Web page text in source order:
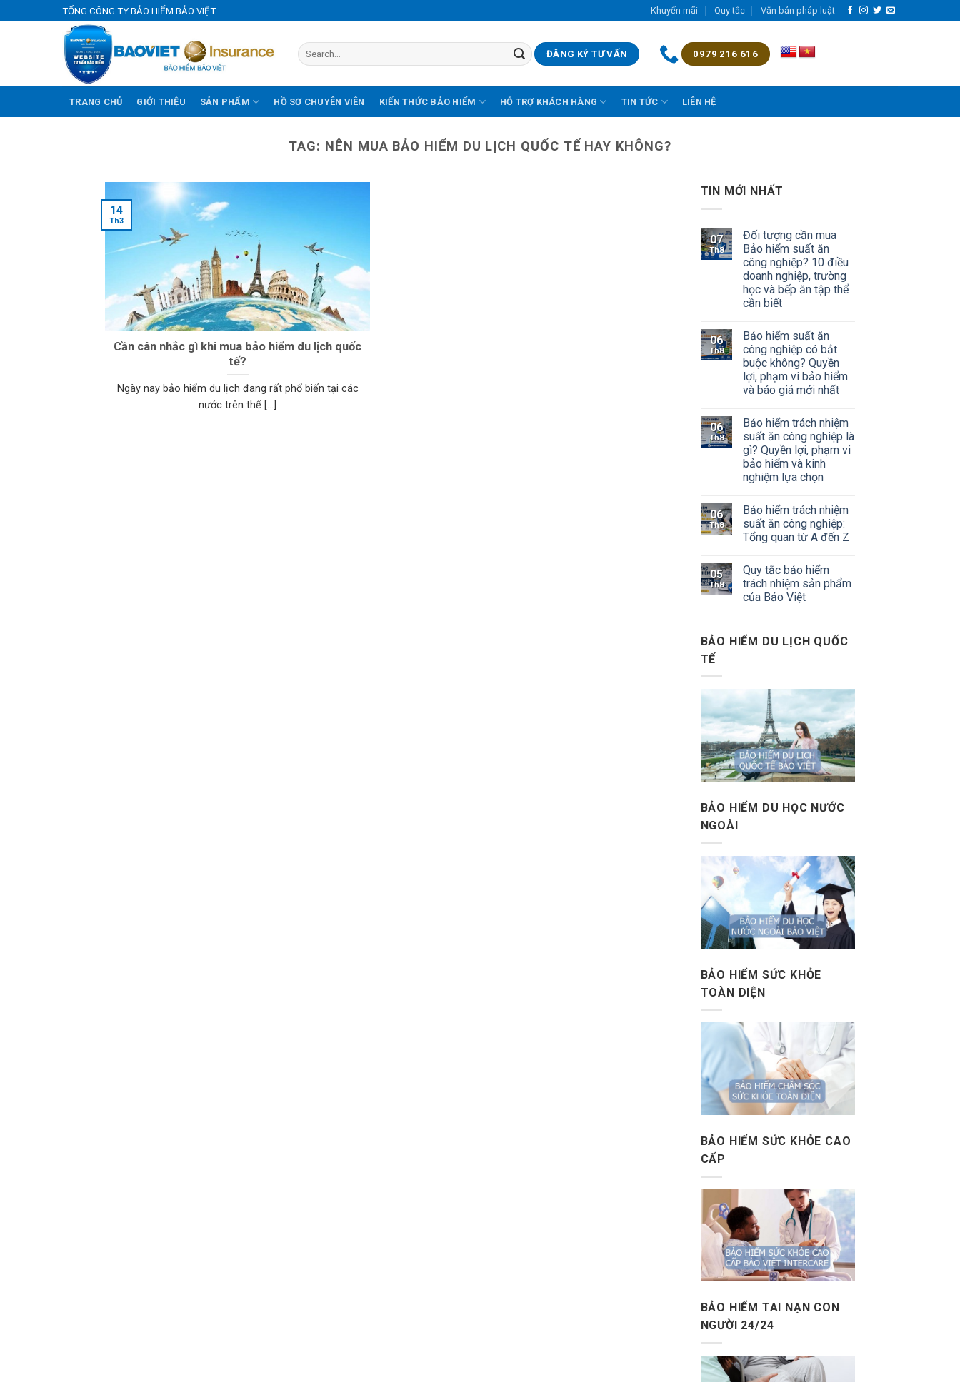
to
TỔNG CÔNG TY BẢO HIỂM BẢO VIỆT Khuyến mãi Quy tắc Văn bản pháp luật
ĐĂNG KÝ TƯ VẤN 0979 216 616
TRANG CHỦ GIỚI THIỆU SẢN PHẨM HỒ SƠ CHUYÊN VIÊN KIẾN THỨC BẢO HIỂM HỖ TRỢ KHÁCH HÀNG TIN TỨC LIÊN HỆ
TAG: NÊN MUA BẢO HIỂM DU LỊCH QUỐC TẾ HAY KHÔNG?
Cần cân nhắc gì khi mua bảo hiểm du lịch quốc
tế?
Ngày nay bảo hiểm du lịch đang rất phổ biến tại các
nước trên thế [...]
14
Th3
TIN MỚI NHẤT
07
Th8
Đối tượng cần mua
Bảo hiểm suất ăn
công nghiệp? 10 điều
doanh nghiệp, trường
học và bếp ăn tập thể
cần biết
06
Th8
Bảo hiểm suất ăn
công nghiệp có bắt
buộc không? Quyền
lợi, phạm vi bảo hiểm
và báo giá mới nhất
06
Th8
Bảo hiểm trách nhiệm
suất ăn công nghiệp là
gì? Quyền lợi, phạm vi
bảo hiểm và kinh
nghiệm lựa chọn
06
Th8
Bảo hiểm trách nhiệm
suất ăn công nghiệp:
Tổng quan từ A đến Z
05
Th8
Quy tắc bảo hiểm
trách nhiệm sản phẩm
của Bảo Việt
BẢO HIỂM DU LỊCH QUỐC
TẾ
BẢO HIỂM DU HỌC NƯỚC
NGOÀI
BẢO HIỂM SỨC KHỎE
TOÀN DIỆN
BẢO HIỂM SỨC KHỎE CAO
CẤP
BẢO HIỂM TAI NẠN CON
NGƯỜI 24/24